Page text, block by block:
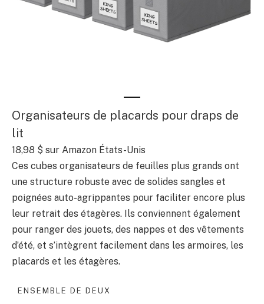
Organisateurs de placards pour draps de
lit
18,98 $ sur Amazon États-Unis
Ces cubes organisateurs de feuilles plus grands ont
une structure robuste avec de solides sangles et
poignées auto-agrippantes pour faciliter encore plus
leur retrait des étagères. Ils conviennent également
pour ranger des jouets, des nappes et des vêtements
d’été, et s’intègrent facilement dans les armoires, les
placards et les étagères.
ENSEMBLE DE DEUX